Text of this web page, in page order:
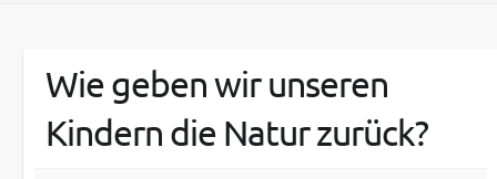
Wie geben wir unseren
Kindern die Natur zurück?